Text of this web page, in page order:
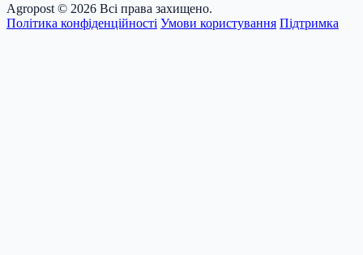
Agropost © 2026 Всі права захищено.
Політика конфіденційності Умови користування Підтримка